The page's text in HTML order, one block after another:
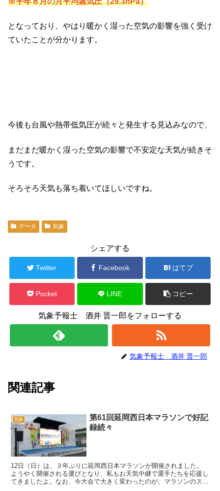
となっており、やはり暖かく湿った空気の影響を強く受け
ていたことが分かります。
今後も台風や熱帯低気圧が続々と発生する見込みなので、
まだまだ暖かく湿った空気の影響で不安定な天気が続きそ
うです。
そろそろ天気も落ち着いてほしいですね。
データ 気象
シェアする
Twitter Facebook はてブ
Pocket LINE コピー
気象予報士 酒井 晋一郎をフォローする
気象予報士 酒井 晋一郎
関連記事
気象
第61回延岡西日本マラソンで好記
録続々
12日（日）は、３年ぶりに延岡西日本マラソンが開催されました。
ようやく開催される運びとなり、私もお天気中継で選手たちを応援し
てきましたよ。なお、今大会で大きく変わったのが、マラソンのスタ